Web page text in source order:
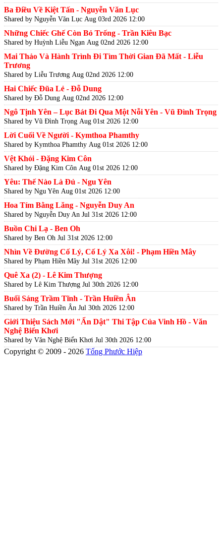
Ba Điều Về Kiệt Tấn - Nguyễn Văn Lục
Shared by Nguyễn Văn Lục Aug 03rd 2026 12:00
Những Chiếc Ghế Còn Bỏ Trống - Trần Kiêu Bạc
Shared by Huỳnh Liễu Ngạn Aug 02nd 2026 12:00
Mai Thảo Và Hành Trình Đi Tìm Thời Gian Đã Mất - Liễu
Trương
Shared by Liễu Trương Aug 02nd 2026 12:00
Hai Chiếc Đũa Lẻ - Đỗ Dung
Shared by Đỗ Dung Aug 02nd 2026 12:00
Ngô Tịnh Yên – Lục Bát Đi Qua Một Nỗi Yên - Vũ Đình Trọng
Shared by Vũ Đình Trọng Aug 01st 2026 12:00
Lời Cuối Về Người - Kymthoa Phamthy
Shared by Kymthoa Phamthy Aug 01st 2026 12:00
Vệt Khói - Đặng Kim Côn
Shared by Đặng Kim Côn Aug 01st 2026 12:00
Yêu: Thế Nào Là Đủ - Ngu Yên
Shared by Ngu Yên Aug 01st 2026 12:00
Hoa Tím Bằng Lăng - Nguyễn Duy An
Shared by Nguyễn Duy An Jul 31st 2026 12:00
Buồn Chi Lạ - Ben Oh
Shared by Ben Oh Jul 31st 2026 12:00
Nhìn Về Đường Cố Lý, Cố Lý Xa Xôi! - Phạm Hiền Mây
Shared by Phạm Hiền Mây Jul 31st 2026 12:00
Quê Xa (2) - Lê Kim Thượng
Shared by Lê Kim Thượng Jul 30th 2026 12:00
Buổi Sáng Trầm Tĩnh - Trần Huiền Ân
Shared by Trần Huiền Ân Jul 30th 2026 12:00
Giới Thiệu Sách Mới "Ẩn Dật" Thi Tập Của Vinh Hồ - Văn
Nghệ Biển Khơi
Shared by Văn Nghệ Biển Khơi Jul 30th 2026 12:00
Copyright © 2009 - 2026 Tống Phước Hiệp